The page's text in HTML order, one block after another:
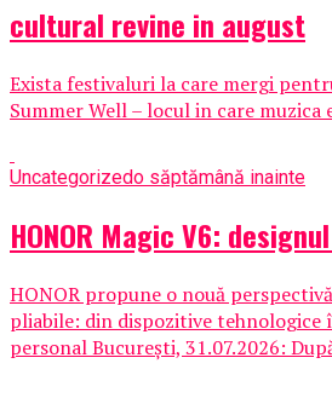
cultural revine in august
Exista festivaluri la care mergi
Summer Well – locul in care muzica
Uncategorizedo săptămână inainte
HONOR Magic V6:
HONOR propune o nouă
pliabile: din dispozitive tehnologice
personal București, 31.07.2026: